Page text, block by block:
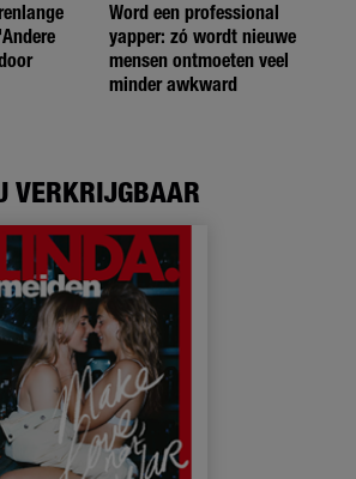
Word een professional
yapper: zó wordt nieuwe
mensen ontmoeten veel
minder awkward
VERKRIJGBAAR